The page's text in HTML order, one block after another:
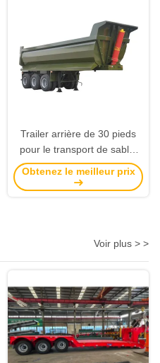
Trailer arrière de 30 pieds
pour le transport de sable,
de gravier, de dureté d'
acier, soudage solide, semi-
Obtenez le meilleur prix
Voir plus > >